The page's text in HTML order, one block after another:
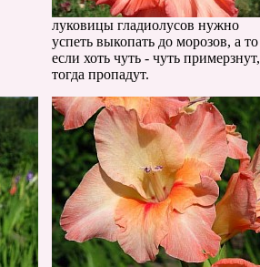
луковицы гладиолусов нужно
успеть выкопать до морозов, а то
если хоть чуть - чуть примерзнут,
тогда пропадут.